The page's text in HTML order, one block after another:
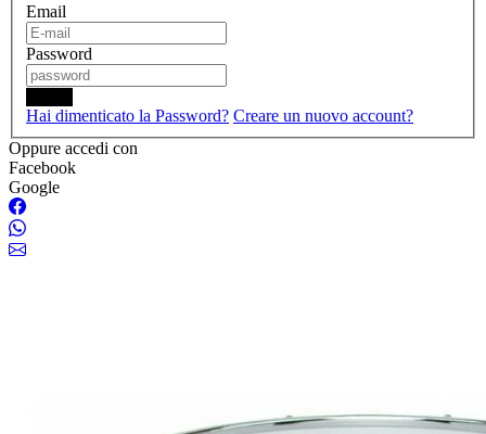
Email
Password
Hai dimenticato la Password? Creare un nuovo account?
Oppure accedi con
Facebook
Google